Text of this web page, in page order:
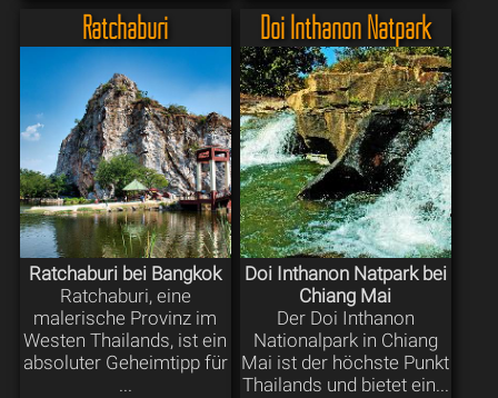
Ratchaburi
Ratchaburi bei Bangkok
Ratchaburi, eine
malerische Provinz im
Westen Thailands, ist ein
absoluter Geheimtipp für
...
Doi Inthanon Natpark
Doi Inthanon Natpark bei
Chiang Mai
Der Doi Inthanon
Nationalpark in Chiang
Mai ist der höchste Punkt
Thailands und bietet ein...